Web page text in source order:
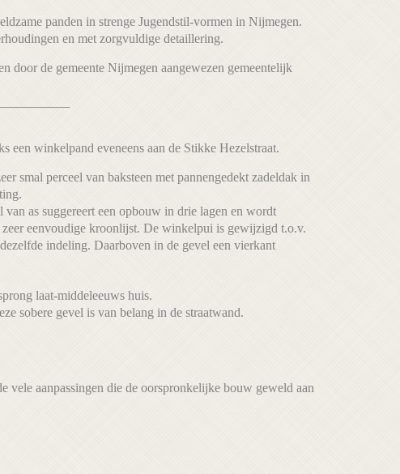
panden in strenge Jugendstil-vormen in Nijmegen.
en met zorgvuldige detaillering.
door de gemeente Nijmegen aangewezen gemeentelijk
een winkelpand eveneens aan de Stikke Hezelstraat.
smal perceel van baksteen met pannengedekt zadeldak in
van as suggereert een opbouw in drie lagen en wordt
zeer eenvoudige kroonlijst. De winkelpui is gewijzigd t.o.v.
indeling. Daarboven in de gevel een vierkant
laat-middeleeuws huis.
sobere gevel is van belang in de straatwand.
aanpassingen die de oorspronkelijke bouw geweld aan